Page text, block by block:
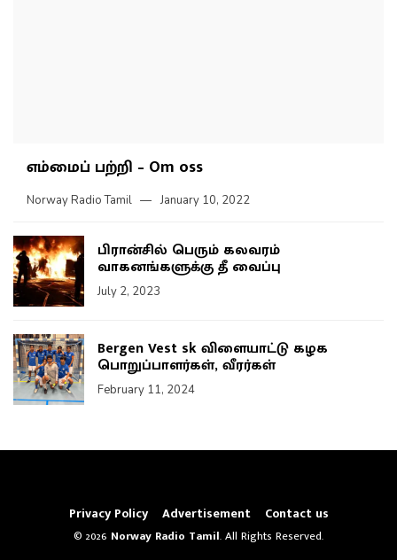
எம்மைப் பற்றி – Om oss
Norway Radio Tamil January 10, 2022
பிரான்சில் பெரும் கலவரம்
வாகனங்களுக்கு தீ வைப்பு
July 2, 2023
Bergen Vest sk விளையாட்டு கழக
பொறுப்பாளர்கள், வீரர்கள்
February 11, 2024
Privacy Policy Advertisement Contact us
© 2026 Norway Radio Tamil. All Rights Reserved.